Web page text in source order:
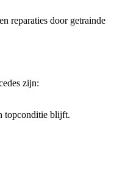
reparaties door getrainde
zijn:
topconditie blijft.